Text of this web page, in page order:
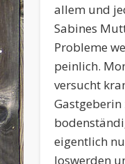
allem und
Sabines
Probleme
peinlich.
versucht
eigentlich
loswerden